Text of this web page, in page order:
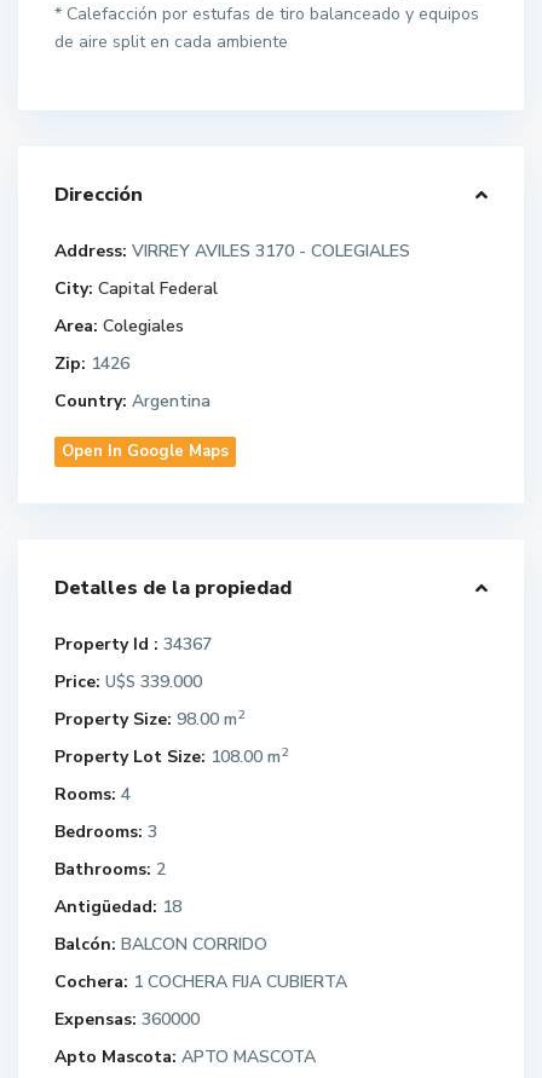
* Calefacción por estufas de tiro balanceado y equipos
de aire split en cada ambiente
Dirección
Address: VIRREY AVILES 3170 - COLEGIALES
City: Capital Federal
Area: Colegiales
Zip: 1426
Country: Argentina
Open In Google Maps
Detalles de la propiedad
Property Id : 34367
Price: U$S 339.000
Property Size: 98.00 m2
Property Lot Size: 108.00 m2
Rooms: 4
Bedrooms: 3
Bathrooms: 2
Antigüedad: 18
Balcón: BALCON CORRIDO
Cochera: 1 COCHERA FIJA CUBIERTA
Expensas: 360000
Apto Mascota: APTO MASCOTA